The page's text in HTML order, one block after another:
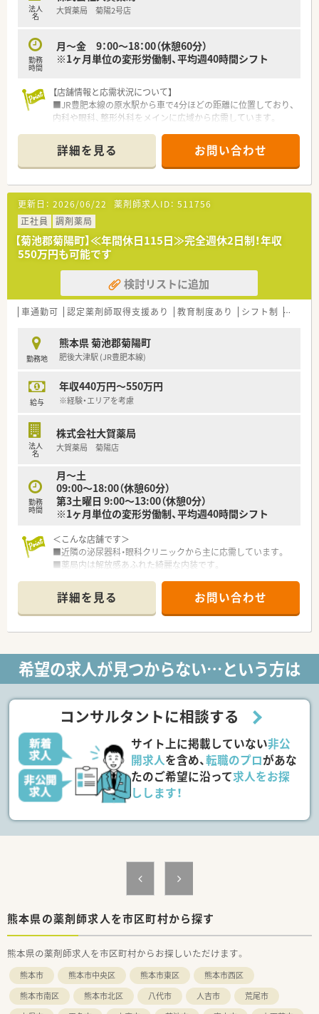
法人
名 大賀薬局 菊陽2号店
勤務
時間
月～金 9：00～18：00（休憩60分）
※1ヶ月単位の変形労働制、平均週40時間シフト
【店舗情報と応需状況について】
■JR豊肥本線の原水駅から車で4分ほどの距離に位置しており、
内科や眼科、整形外科をメインに広域から応需しています。
おり、患者様一人ひとりと丁寧に向き合うことが可能です。
■薬剤師の体制は常勤1名とパート3名で構成されており、ゆと
りを持って日々の調剤業務や服薬指導に取り組める環境です。
【法人特徴について】
■福岡県を中心に九州全域で110店舗以上を展開しており、九州
最大手の調剤薬局チェーンとして安定した基盤を持っています。
■病院門前から医療モール型まで多種多様な店舗形態を運営し
ており、薬剤師として幅広い実務経験を積むことが可能です。
■全社員の残業ゼロを目標に掲げており、最新機器の導入や適正
な人員配置によって働きやすい職場づくりを徹底しています。
【こんな取り組みをしています】
■最新の調剤機器や処方箋送信アプリを積極的に導入すること
す。
■全店舗で薬歴情報をオンライン共有しており、どの店舗を利用
されても正確な飲み合わせ確認ができる体制を構築していま
■ハートクロス休暇という長期有給休暇の取得を推奨しており、
リフレッシュすることで仕事の質を高める文化を大切にしてい
詳細を見る お問い合わせ
更新日： 2026/06/22 薬剤師求人ID： 511756
正社員
調剤薬局
【菊池郡菊陽町】≪年間休日115日≫完全週休2日制！年収
550万円も可能です
検討リストに追加
車通勤可 認定薬剤師取得支援あり 教育制度あり シフト制 かかり
勤務地
熊本県 菊池郡菊陽町
肥後大津駅 (JR豊肥本線)
給与
年収440万円～550万円
※経験・エリアを考慮
法人
名
株式会社大賀薬局
大賀薬局 菊陽店
勤務
時間
月～土
09:00～18:00（休憩60分）
第3土曜日 9:00～13:00（休憩0分）
※1ヶ月単位の変形労働制、平均週40時間シフト
＜こんな店舗です＞
■近隣の泌尿器科・眼科クリニックから主に応需しています。
■薬局内は解放感あふれた綺麗な内装です。
＜こんな薬局です＞
■福岡県を中心に100店舗以上展開しています。
■病院門前から医療モール型、マンツーマン型まで幅広い形態の
舗でOTCの取り扱いがあるため、調剤だけではなくOTCも経験で
きる環境です。
■処方箋枚数に対して20枚/人程度の人数体制を維持しておりま
せ・重複チェックができる体制を整えています。
■会社の収益が高ければ、社員の皆さんに給与として還元をして
おり、頑張りに応じて評価頂ける会社です。
＜ワークライフバランスの推進＞
■お客様の満足度をあげるには社員の満足度を上げるしかない
と考えており、社員のワークライフバランスを真剣に考え従業員
■出産・育児休暇の取得率が高く、常時30～40名が育児に専念し
ており復帰率が非常に高いです。
時間になりがちな医療業界で「全社員残業ゼロ（繁忙期除く）」を
■九州ではめずらしい完全週休2日制の薬局で年間休日115日ご
ざいます。プライベートの充実が仕事の質につながるという観
点で、「従業員満足がお客様満足につながる」という理念の根幹
であり、長年従業員から愛される秘訣です。
ハートクロス休暇(長期有給消化制度)や育休・産休取得率が高
く、長く働くことが出来る職場環境です。
＜充実の研修制度＞
■必須研修やアドバンス研修、マネジメント研修などご自身の
レベルに応じた研修の受講が可能です。在宅やセルフメディケ
詳細を見る お問い合わせ
希望の求人が見つからない…という方は
コンサルタントに相談する
サイト上に掲載していない非公
開求人を含め、転職のプロがあな
たのご希望に沿って求人をお探
しします！
熊本県の薬剤師求人を市区町村から探す
熊本県の薬剤師求人を市区町村からお探しいただけます。
熊本市 熊本市中央区 熊本市東区
熊本市西区
熊本市南区
熊本市北区 八代市 人吉市
荒尾市